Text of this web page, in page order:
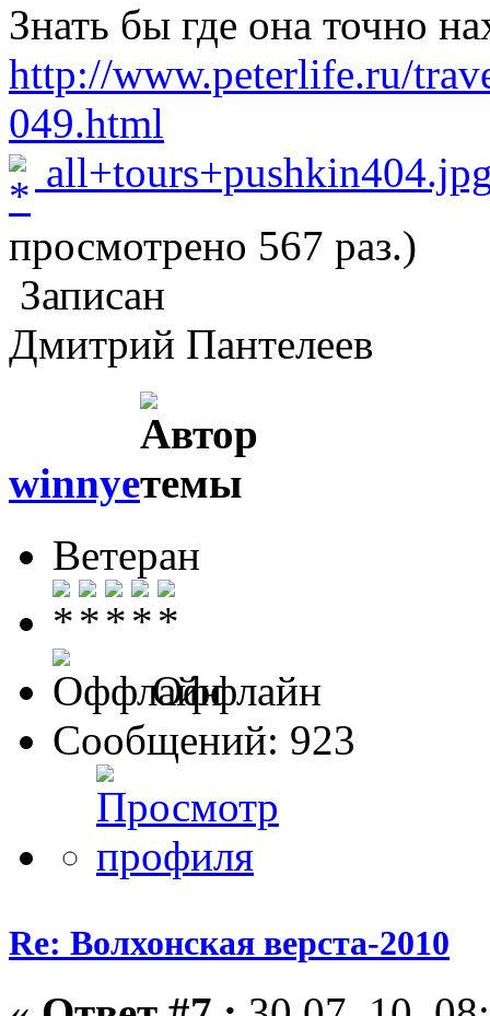
Знать бы где она точно
http://www.peterlife.ru/
049.html
просмотрено 567 раз.)
Записан
Дмитрий Пантелеев
winnye
Ветеран
Оффлайн
Сообщений: 923
Re: Волхонская верста-2010